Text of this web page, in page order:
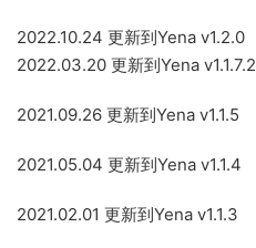
2022.10.24 更新到Yena v1.2.0
2022.03.20 更新到Yena v1.1.7.2
2021.09.26 更新到Yena v1.1.5
2021.05.04 更新到Yena v1.1.4
2021.02.01 更新到Yena v1.1.3